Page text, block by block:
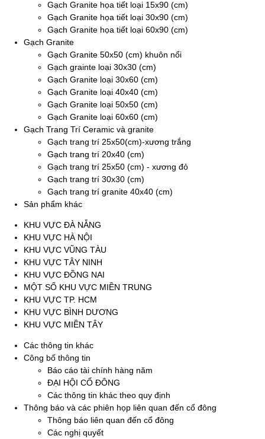
Gạch Granite họa tiết loại 15x90 (cm)
Gạch Granite họa tiết loại 30x90 (cm)
Gạch Granite họa tiết loại 60x90 (cm)
Gạch Granite
Gạch Granite 50x50 (cm) khuôn nổi
Gạch grainte loại 30x30 (cm)
Gạch Granite loại 30x60 (cm)
Gạch Granite loại 40x40 (cm)
Gạch Granite loại 50x50 (cm)
Gạch Granite loại 60x60 (cm)
Gạch Trang Trí Ceramic và granite
Gạch trang trí 25x50(cm)-xương trắng
Gạch trang trí 20x40 (cm)
Gạch trang trí 25x50 (cm) - xương đỏ
Gạch trang trí 30x30 (cm)
Gạch trang trí granite 40x40 (cm)
Sản phẩm khác
KHU VỰC ĐÀ NẴNG
KHU VỰC HÀ NỘI
KHU VỰC VŨNG TÀU
KHU VỰC TÂY NINH
KHU VỰC ĐỒNG NAI
MỘT SỐ KHU VỰC MIỀN TRUNG
KHU VỰC TP. HCM
KHU VỰC BÌNH DƯƠNG
KHU VỰC MIỀN TÂY
Các thông tin khác
Công bố thông tin
Báo cáo tài chính hàng năm
ĐẠI HỘI CỔ ĐÔNG
Các thông tin khác theo quy định
Thông báo và các phiên họp liên quan đến cổ đông
Thông báo liên quan đến cổ đông
Các nghị quyết